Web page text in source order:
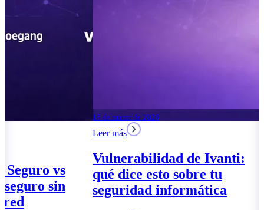
Seguro vs
seguro sin
red
16 de marzo de 2026
Leer más
Vulnerabilidad de Ivanti:
qué dice esto sobre tu
seguridad informática